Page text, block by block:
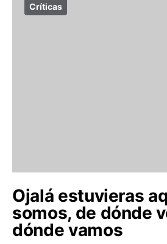
Críticas
Ojalá estuvieras
somos, de dónde
dónde vamos